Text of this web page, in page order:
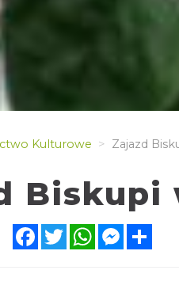
Kulturowe Zajazd
Biskupi
FacebookTwitterWhatsApp